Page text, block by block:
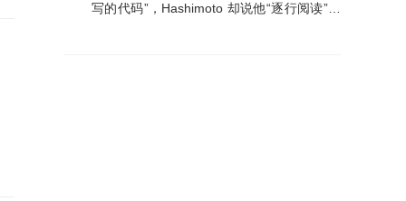
写的代码”，Hashimoto 却说他“逐行阅读”，